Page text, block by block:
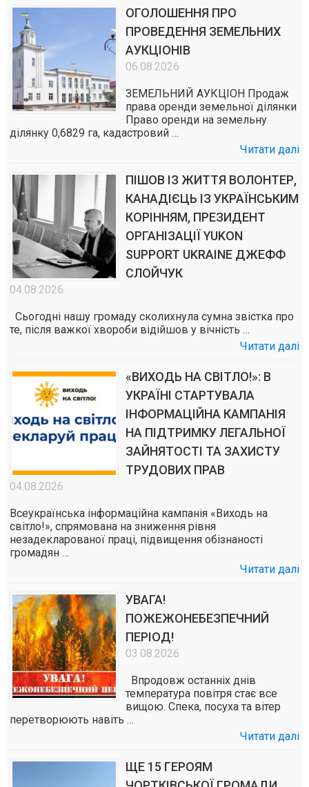
ОГОЛОШЕННЯ ПРО
ПРОВЕДЕННЯ ЗЕМЕЛЬНИХ
АУКЦІОНІВ
06.08.2026
ЗЕМЕЛЬНИЙ АУКЦІОН Продаж
права оренди земельної ділянки
Право оренди на земельну
ділянку 0,6829 га, кадастровий …
Читати далі
ПІШОВ ІЗ ЖИТТЯ ВОЛОНТЕР,
КАНАДІЄЦЬ ІЗ УКРАЇНСЬКИМ
КОРІННЯМ, ПРЕЗИДЕНТ
ОРГАНІЗАЦІЇ YUKON
SUPPORT UKRAINE ДЖЕФФ
СЛОЙЧУК
04.08.2026
Сьогодні нашу громаду сколихнула сумна звістка про
те, після важкої хвороби відійшов у вічність …
Читати далі
«ВИХОДЬ НА СВІТЛО!»: В
УКРАЇНІ СТАРТУВАЛА
ІНФОРМАЦІЙНА КАМПАНІЯ
НА ПІДТРИМКУ ЛЕГАЛЬНОЇ
ЗАЙНЯТОСТІ ТА ЗАХИСТУ
ТРУДОВИХ ПРАВ
04.08.2026
Всеукраїнська інформаційна кампанія «Виходь на
світло!», спрямована на зниження рівня
незадекларованої праці, підвищення обізнаності
громадян …
Читати далі
УВАГА!
ПОЖЕЖОНЕБЕЗПЕЧНИЙ
ПЕРІОД!
03.08.2026
Впродовж останніх днів
температура повітря стає все
вищою. Спека, посуха та вітер
перетворюють навіть …
Читати далі
ЩЕ 15 ГЕРОЯМ